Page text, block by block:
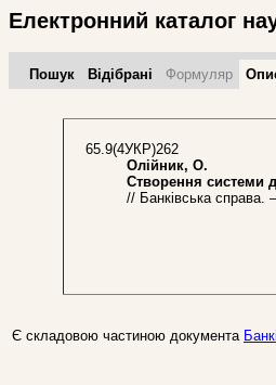
Електронний каталог
Пошук Відібрані Формуляр
65.9(4УКР)262
Олійник, О.
Створення системи
// Банківська справа.
Є складовою частиною документа